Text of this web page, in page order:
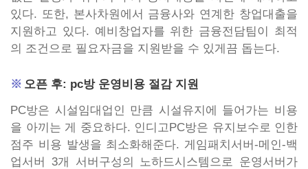
있다. 또한, 본사차원에서 금융사와 연계한 창업대출을
지원하고 있다. 예비창업자를 위한 금융전담팀이 최적
의 조건으로 필요자금을 지원받을 수 있게끔 돕는다.
오픈 후: pc방 운영비용 절감 지원
PC방은 시설임대업인 만큼 시설유지에 들어가는 비용
을 아끼는 게 중요하다. 인디고PC방은 유지보수로 인한
점주 비용 발생을 최소화해준다. 게임패치서버-메인-백
업서버 3개 서버구성의 노하드시스템으로 운영서버가